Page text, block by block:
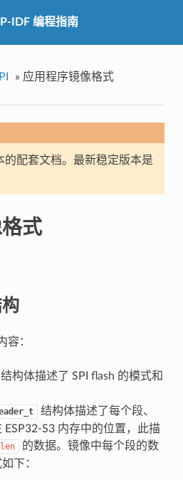
IDF 编程指南
» 应用程序镜像格式
的配套文档。最新稳定版本是
式
容：
结构体描述了 SPI flash 的模式和
结构体描述了每个段、
S3 内存中的位置，此描
的数据。镜像中每个段的数
下：